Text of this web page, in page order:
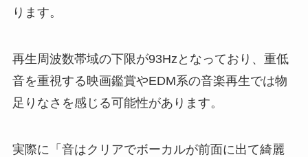
ります。
再生周波数帯域の下限が93Hzとなっており、重低
音を重視する映画鑑賞やEDM系の音楽再生では物
足りなさを感じる可能性があります。
実際に「音はクリアでボーカルが前面に出て綺麗